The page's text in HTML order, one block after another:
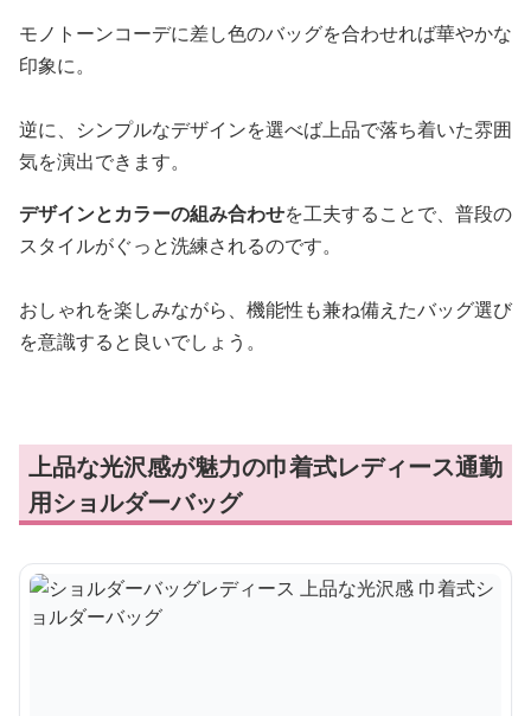
モノトーンコーデに差し色のバッグを合わせれば華やかな
印象に。
逆に、シンプルなデザインを選べば上品で落ち着いた雰囲
気を演出できます。
デザインとカラーの組み合わせを工夫することで、普段の
スタイルがぐっと洗練されるのです。
おしゃれを楽しみながら、機能性も兼ね備えたバッグ選び
を意識すると良いでしょう。
上品な光沢感が魅力の巾着式レディース通勤
用ショルダーバッグ